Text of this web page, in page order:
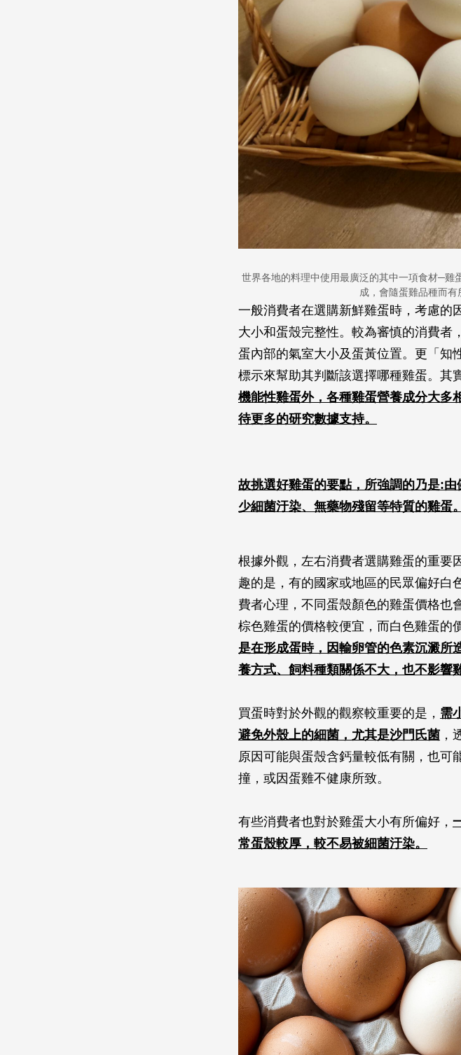
世界各地的料理中使用最廣泛的其中一項食材─雞
成，會隨蛋雞品種而
一般消費者在選購新鮮雞蛋時，考慮的
大小和蛋殼完整性。較為審慎的消費者
蛋內部的氣室大小及蛋黃位置。更「知
標示來幫助其判斷該選擇哪種雞蛋。其
機能性雞蛋外，各種雞蛋營養成分大多
待更多的研究數據支持。
故挑選好雞蛋的要點，所強調的乃是:
少細菌汙染、無藥物殘留等特質的雞蛋。
根據外觀，左右消費者選購雞蛋的重要
趣的是，有的國家或地區的民眾偏好白
費者心理，不同蛋殼顏色的雞蛋價格也
棕色雞蛋的價格較便宜，而白色雞蛋的
是在形成蛋時，因輸卵管的色素沉澱所
養方式、飼料種類關係不大，也不影響
買蛋時對於外觀的觀察較重要的是， 需
避免外殼上的細菌，尤其是沙門氏菌 ，
原因可能與蛋殼含鈣量較低有關，也可
撞，或因蛋雞不健康所致。
有些消費者也對於雞蛋大小有所偏好，
常蛋殼較厚，較不易被細菌汙染。